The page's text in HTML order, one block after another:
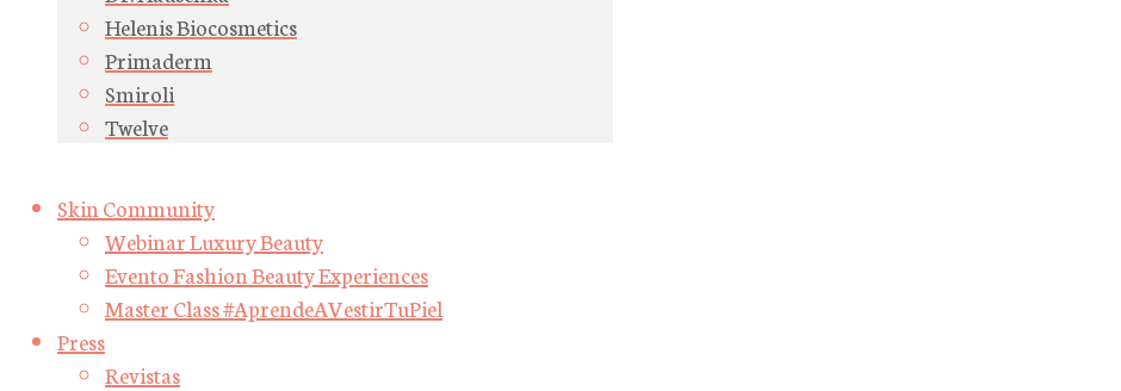
Helenis Biocosmetics
Primaderm
Smiroli
Twelve
Skin Community
Webinar Luxury Beauty
Evento Fashion Beauty Experiences
Master Class #AprendeAVestirTuPiel
Press
Revistas